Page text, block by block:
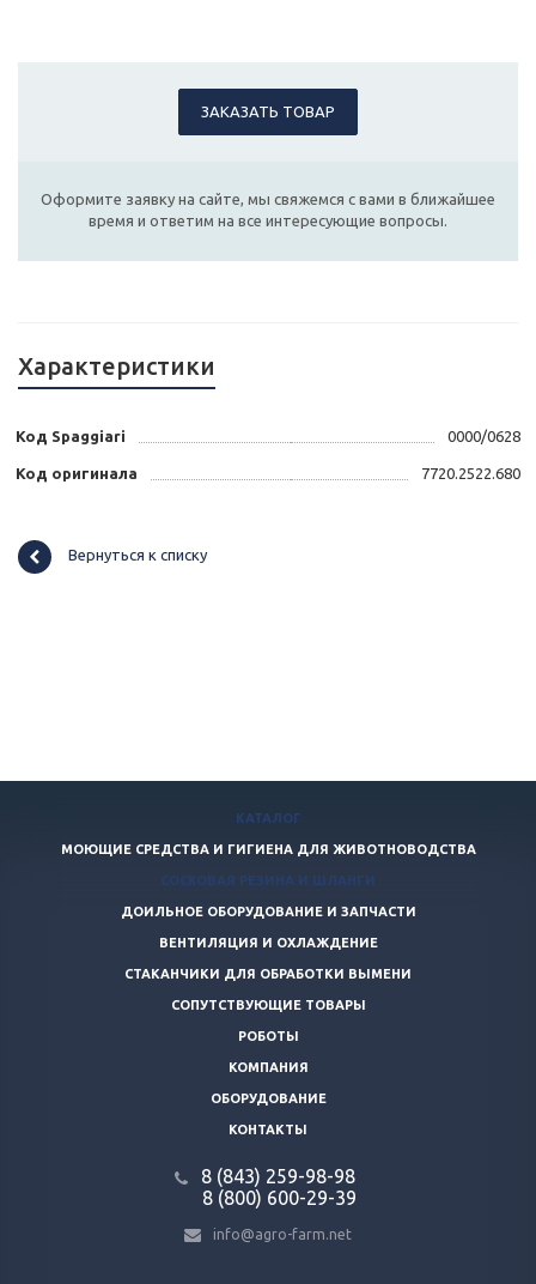
ЗАКАЗАТЬ ТОВАР
Оформите заявку на сайте, мы свяжемся с вами в ближайшее
время и ответим на все интересующие вопросы.
Характеристики
Код Spaggiari 0000/0628
Код оригинала 7720.2522.680
Вернуться к списку
КАТАЛОГ
МОЮЩИЕ СРЕДСТВА И ГИГИЕНА ДЛЯ ЖИВОТНОВОДСТВА
СОСКОВАЯ РЕЗИНА И ШЛАНГИ
ДОИЛЬНОЕ ОБОРУДОВАНИЕ И ЗАПЧАСТИ
ВЕНТИЛЯЦИЯ И ОХЛАЖДЕНИЕ
СТАКАНЧИКИ ДЛЯ ОБРАБОТКИ ВЫМЕНИ
СОПУТСТВУЮЩИЕ ТОВАРЫ
РОБОТЫ
КОМПАНИЯ
ОБОРУДОВАНИЕ
КОНТАКТЫ
8 (843) 259-98-98
8 (800) 600-29-39
info@agro-farm.net